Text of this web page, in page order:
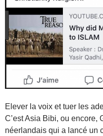
Elever la voix et tuer les
C’est Asia Bibi, ou encore,
néerlandais qui a lancé un